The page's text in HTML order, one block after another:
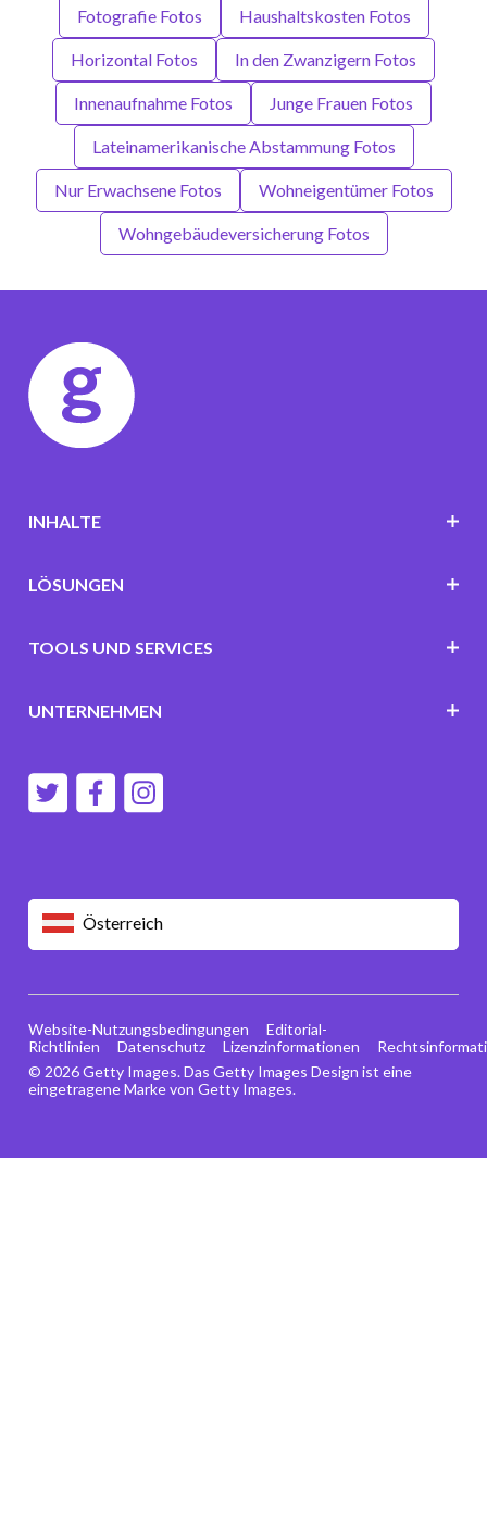
Fotografie Fotos Haushaltskosten Fotos
Horizontal Fotos In den Zwanzigern Fotos
Innenaufnahme Fotos Junge Frauen Fotos
Lateinamerikanische Abstammung Fotos
Nur Erwachsene Fotos Wohneigentümer Fotos
Wohngebäudeversicherung Fotos
Österreich
INHALTE
LÖSUNGEN
TOOLS UND SERVICES
UNTERNEHMEN
© 2026 Getty Images. Das Getty Images Design ist eine
eingetragene Marke von Getty Images.
Website-Nutzungsbedingungen
Editorial-
Richtlinien
Datenschutz Lizenzinformationen